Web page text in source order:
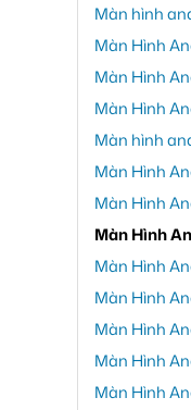
Màn hình
Màn Hình
Màn Hình
Màn Hình
Màn hình
Màn Hình
Màn Hình
Màn Hình
Màn Hình
Màn Hình
Màn Hình
Màn Hình
Màn Hình